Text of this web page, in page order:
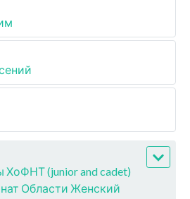
(junior and cadet)
Области Женский